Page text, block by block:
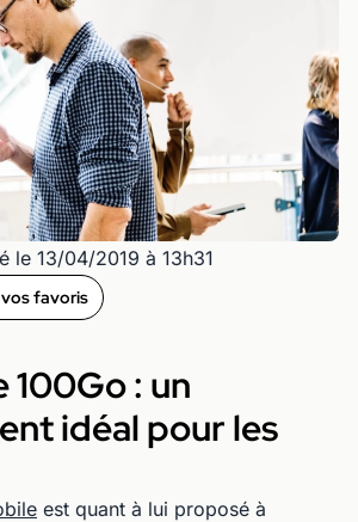
le 13/04/2019 à 13h31
favoris
100Go : un
idéal pour les
est quant à lui proposé à